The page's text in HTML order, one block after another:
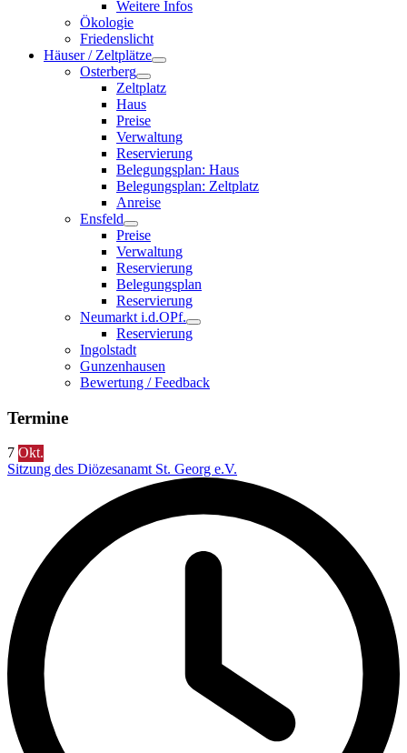
Weitere Infos
Ökologie
Friedenslicht
Häuser / Zeltplätze
Osterberg
Zeltplatz
Haus
Preise
Verwaltung
Reservierung
Belegungsplan: Haus
Belegungsplan: Zeltplatz
Anreise
Ensfeld
Preise
Verwaltung
Reservierung
Belegungsplan
Reservierung
Neumarkt i.d.OPf.
Reservierung
Ingolstadt
Gunzenhausen
Bewertung / Feedback
Termine
7 Okt.
Sitzung des Diözesanamt St. Georg e.V.